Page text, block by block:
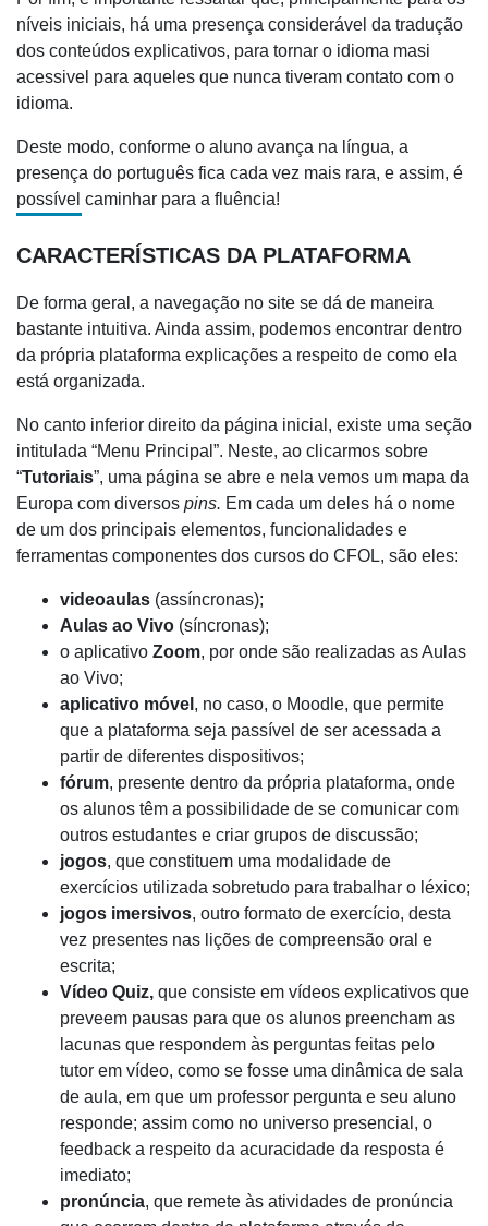
níveis iniciais, há uma presença considerável da tradução
dos conteúdos explicativos, para tornar o idioma masi
acessivel para aqueles que nunca tiveram contato com o
idioma.
Deste modo, conforme o aluno avança na língua, a
presença do português fica cada vez mais rara, e assim, é
possível caminhar para a fluência!
CARACTERÍSTICAS DA PLATAFORMA
De forma geral, a navegação no site se dá de maneira
bastante intuitiva. Ainda assim, podemos encontrar dentro
da própria plataforma explicações a respeito de como ela
está organizada.
No canto inferior direito da página inicial, existe uma seção
intitulada “Menu Principal”. Neste, ao clicarmos sobre
“Tutoriais”, uma página se abre e nela vemos um mapa da
Europa com diversos pins. Em cada um deles há o nome
de um dos principais elementos, funcionalidades e
ferramentas componentes dos cursos do CFOL, são eles:
videoaulas (assíncronas);
Aulas ao Vivo (síncronas);
o aplicativo Zoom, por onde são realizadas as Aulas
ao Vivo;
aplicativo móvel , no caso, o Moodle, que permite
que a plataforma seja passível de ser acessada a
partir de diferentes dispositivos;
fórum, presente dentro da própria plataforma, onde
os alunos têm a possibilidade de se comunicar com
outros estudantes e criar grupos de discussão;
jogos, que constituem uma modalidade de
exercícios utilizada sobretudo para trabalhar o léxico;
jogos imersivos, outro formato de exercício, desta
vez presentes nas lições de compreensão oral e
escrita;
Vídeo Quiz, que consiste em vídeos explicativos que
preveem pausas para que os alunos preencham as
lacunas que respondem às perguntas feitas pelo
tutor em vídeo, como se fosse uma dinâmica de sala
de aula, em que um professor pergunta e seu aluno
responde; assim como no universo presencial, o
feedback a respeito da acuracidade da resposta é
imediato;
pronúncia, que remete às atividades de pronúncia